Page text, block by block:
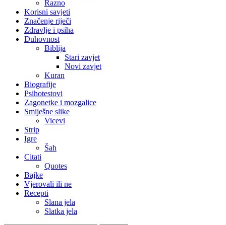
Razno
Korisni savjeti
Značenje riječi
Zdravlje i psiha
Duhovnost
Biblija
Stari zavjet
Novi zavjet
Kuran
Biografije
Psihotestovi
Zagonetke i mozgalice
Smiješne slike
Vicevi
Strip
Igre
Šah
Citati
Quotes
Bajke
Vjerovali ili ne
Recepti
Slana jela
Slatka jela